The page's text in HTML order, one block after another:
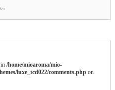
/home/mioaroma/mio-
luxe_tcd022/comments.phpon